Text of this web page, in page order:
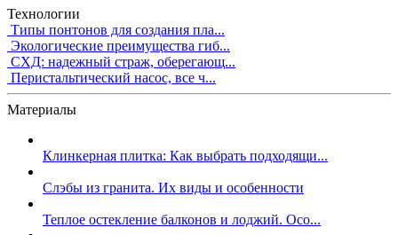
Технологии
Типы понтонов для создания пла...
Экологические преимущества гиб...
СХД: надежный страж, оберегающ...
Перистальтический насос, все ч...
Материалы
Клинкерная плитка: Как выбрать подходящи...
Слэбы из гранита. Их виды и особенности
Теплое остекление балконов и лоджий. Осо...